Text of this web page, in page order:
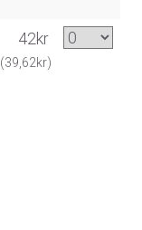
42kr
(39,62kr)